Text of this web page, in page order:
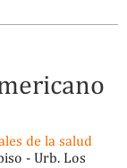
de la salud
- Urb. Los